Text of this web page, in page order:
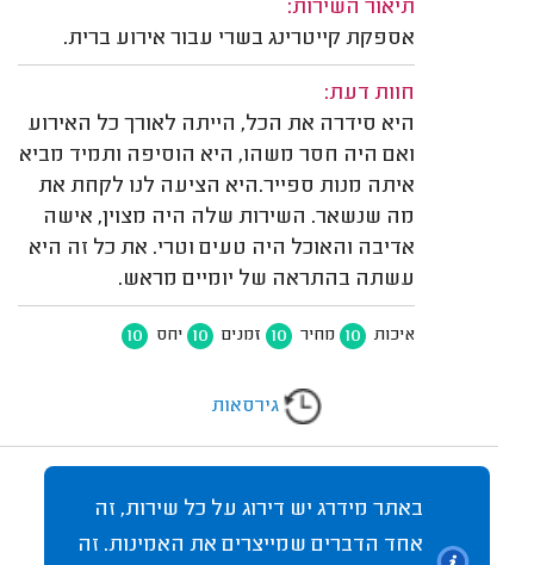
תיאור השירות:
אספקת קייטרינג בשרי עבור אירוע ברית.
חוות דעת:
היא סידרה את הכל, הייתה לאורך כל האירוע
ואם היה חסר משהו, היא הוסיפה ותמיד מביא
איתה מנות ספייר.היא הציעה לנו לקחת את
מה שנשאר. השירות שלה היה מצוין, אישה
אדיבה והאוכל היה טעים וטרי. את כל זה היא
עשתה בהתראה של יומיים מראש.
איכות 10 מחיר 10 זמנים 10 יחס 10
גירסאות
באתר מידרג יש דירוג על כל שירות, זה
אחד הדברים שמייצרים את האמינות. זה